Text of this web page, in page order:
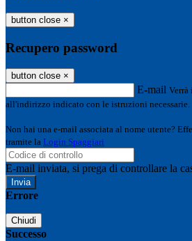
button close ×
Recupero password
button close ×
E-mail Verrà
all'indirizzo indicato con le istruzioni necessarie.
Non hai una e-mail associata al nome utente?
tramite la Login Spaggiari
E-mail inviata, si prega di controllare la
Errore
Chiudi
Successo